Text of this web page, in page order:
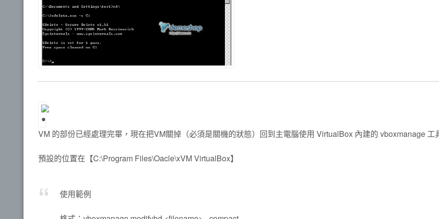
VM 的部份已經處理完畢，現在把VM關掉（必須是關機的狀態）回到主電腦使用 VirtualBox 內建的 vboxmanage 工
預設的位置在【C:\Program Files\Oacle\xVM VirtualBox】
使用範例